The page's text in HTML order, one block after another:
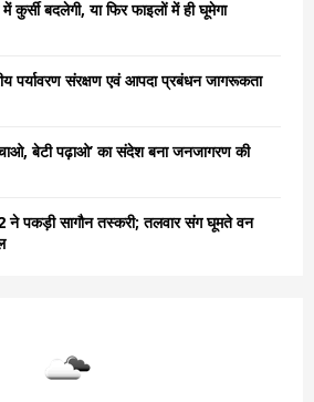
बदलेगी, या फिर फाइलों में ही घूमेगा
पर्यावरण संरक्षण एवं आपदा प्रबंधन जागरूकता
बेटी पढ़ाओ’ का संदेश बना जनजागरण की
पकड़ी सागौन तस्करी; तलवार संग घूमते वन